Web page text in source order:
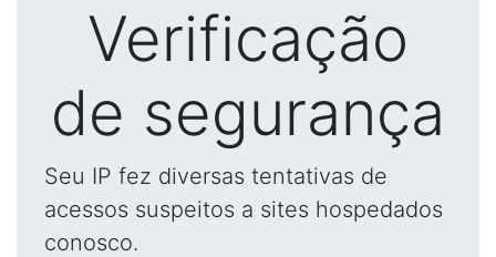
Verificação
de segurança
Seu IP fez diversas tentativas de
acessos suspeitos a sites hospedados
conosco.